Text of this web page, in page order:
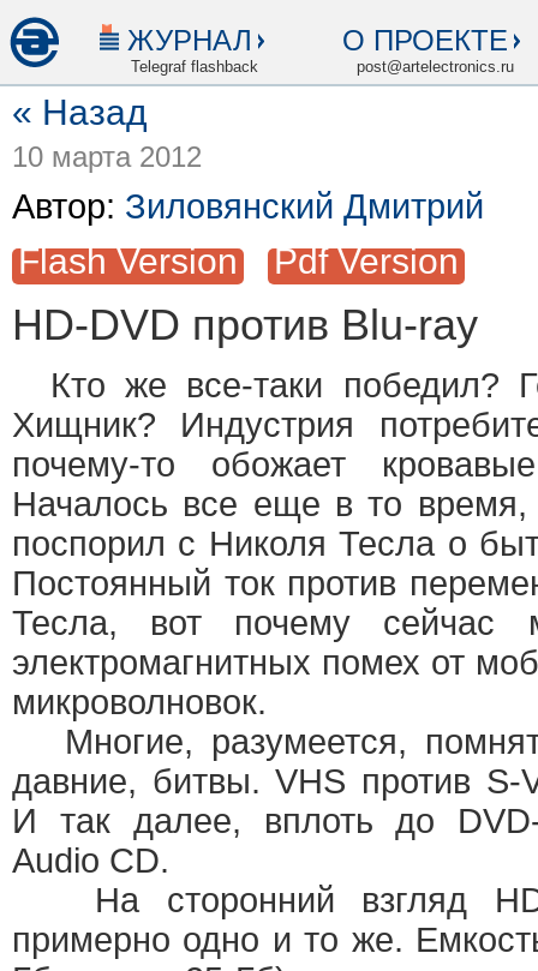
ЖУРНАЛ
Telegraf flashback
О ПРОЕКТЕ
post@artelectronics.ru
« Назад
10 марта 2012
Автор: Зиловянский Дмитрий
Flash Version Pdf Version
HD-DVD против Blu-ray
Кто же все-таки победил?
Хищник? Индустрия
почему-то обожает
Началось все еще в то время,
поспорил с Николя Тесла о
Постоянный ток против
Тесла, вот почему
электромагнитных помех от
микроволновок.
Многие, разумеется,
давние, битвы. VHS против S-
И так далее, вплоть до
Audio CD.
На сторонний взгляд
примерно одно и то же.